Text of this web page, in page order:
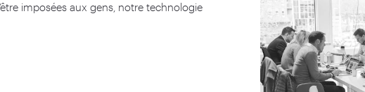
imposées aux gens, notre technologie